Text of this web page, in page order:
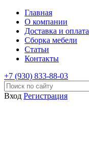
Главная
О компании
Доставка и оплата
Сборка мебели
Статьи
Контакты
+7 (930) 833-88-03
Вход Регистрация